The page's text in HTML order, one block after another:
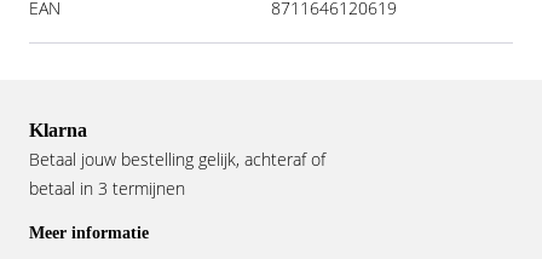
EAN 8711646120619
Klarna
Betaal jouw bestelling gelijk, achteraf of
betaal in 3 termijnen
Meer informatie